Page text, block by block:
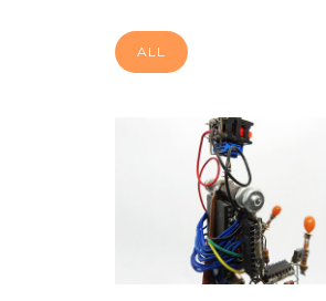
ALL
TOCANDO MARACAS
Tocando las maracas